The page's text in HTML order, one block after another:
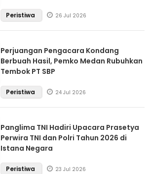
Peristiwa 26 Jul 2026
Perjuangan Pengacara Kondang
Berbuah Hasil, Pemko Medan Rubuhkan
Tembok PT SBP
Peristiwa 24 Jul 2026
Panglima TNI Hadiri Upacara Prasetya
Perwira TNI dan Polri Tahun 2026 di
Istana Negara
Peristiwa 23 Jul 2026